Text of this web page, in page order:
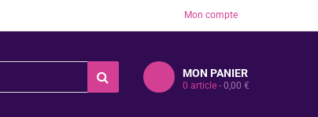
Mon compte
MON PANIER
0 article - 0,00 €